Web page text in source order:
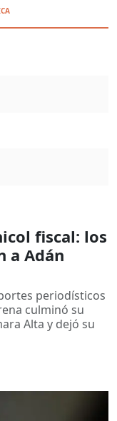
fiscal: los
a Adán
periodísticos
culminó su
Alta y dejó su